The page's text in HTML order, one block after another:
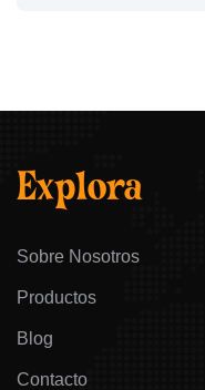
Explora
Sobre Nosotros
Productos
Blog
Contacto